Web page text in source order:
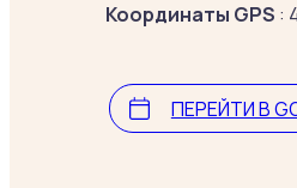
Координаты GPS :
ПЕРЕЙТИ В